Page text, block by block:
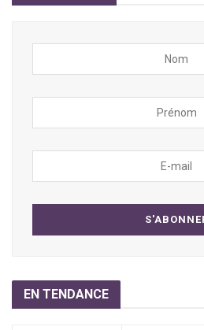
EN TENDANCE